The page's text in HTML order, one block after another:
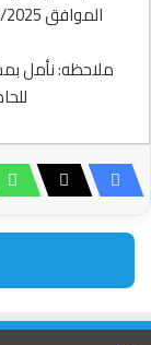
الموافق 15/3/2025 آملين الحضور والمشاركة (نساء ورجال) .
ملاحظه: نأمل